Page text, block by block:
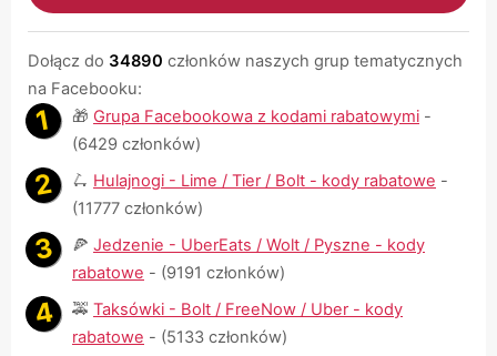
Dołącz do 34890 członków naszych grup tematycznych
na Facebooku:
🎁 Grupa Facebookowa z kodami rabatowymi -
(6429 członków)
🛴 Hulajnogi - Lime / Tier / Bolt - kody rabatowe -
(11777 członków)
🍕 Jedzenie - UberEats / Wolt / Pyszne - kody
rabatowe - (9191 członków)
🚕 Taksówki - Bolt / FreeNow / Uber - kody
rabatowe - (5133 członków)